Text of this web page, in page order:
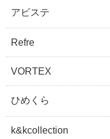
アビステ
Refre
VORTEX
ひめくら
k&kcollection